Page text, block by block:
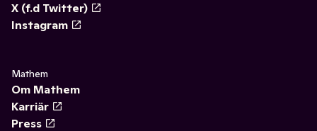
X (f.d Twitter)
Instagram
Mathem
Om Mathem
Karriär
Press